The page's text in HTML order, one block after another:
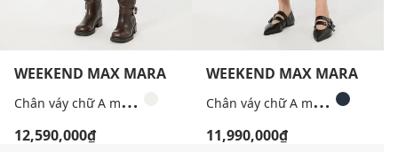
WEEKEND MAX MARA
C
hân váy chữ A midi thêu hoa Wkdfalla
12,590,000₫
WEEKEND MAX MARA
C
hân váy chữ A midi đính sequin Wkdfiordi
11,990,000₫